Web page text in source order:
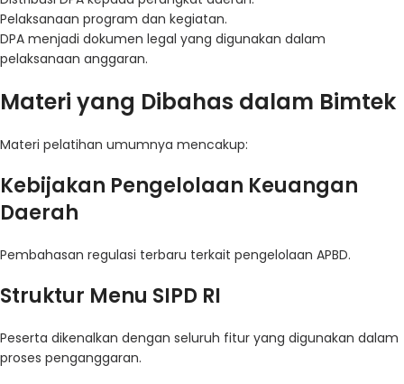
Pelaksanaan program dan kegiatan.
DPA menjadi dokumen legal yang digunakan dalam
pelaksanaan anggaran.
Materi yang Dibahas dalam Bimtek
Materi pelatihan umumnya mencakup:
Kebijakan Pengelolaan Keuangan
Daerah
Pembahasan regulasi terbaru terkait pengelolaan APBD.
Struktur Menu SIPD RI
Peserta dikenalkan dengan seluruh fitur yang digunakan dalam
proses penganggaran.